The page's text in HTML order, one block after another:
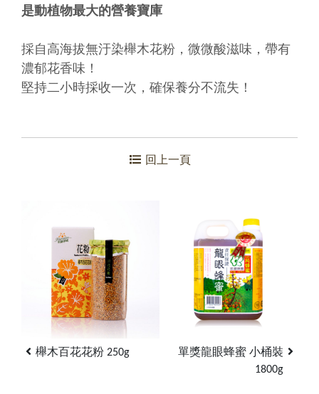
是動植物最大的營養寶庫
採自高海拔無汙染櫸木花粉，微微酸滋味，帶有
濃郁花香味！
堅持二小時採收一次，確保養分不流失！
回上一頁
櫸木百花花粉 250g
單獎龍眼蜂蜜 小桶裝
1800g